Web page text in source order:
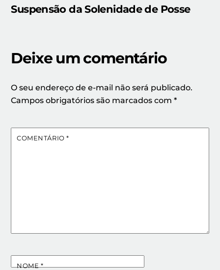
Suspensão da Solenidade de Posse
Deixe um comentário
O seu endereço de e-mail não será publicado.
Campos obrigatórios são marcados com*
COMENTÁRIO*
NOME*